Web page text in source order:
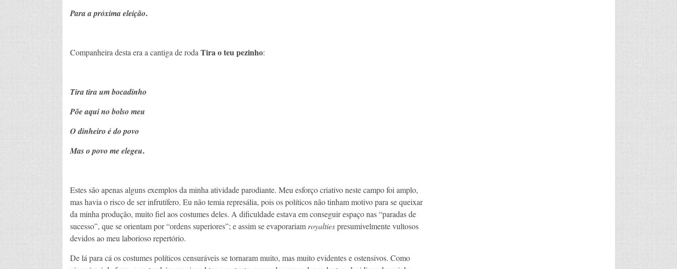
Para a próxima eleição.
Companheira desta era a cantiga de roda Tira o teu pezinho:
Tira tira um bocadinho
Põe aqui no bolso meu
O dinheiro é do povo
Mas o povo me elegeu.
Estes são apenas alguns exemplos da minha atividade parodiante. Meu esforço criativo neste campo foi amplo,
mas havia o risco de ser infrutífero. Eu não temia represália, pois os políticos não tinham motivo para se queixar
da minha produção, muito fiel aos costumes deles. A dificuldade estava em conseguir espaço nas “paradas de
sucesso”, que se orientam por “ordens superiores”; e assim se evaporariam royaltiespresumivelmente vultosos
devidos ao meu laborioso repertório.
De lá para cá os costumes políticos censuráveis se tornaram muito, mas muito evidentes e ostensivos. Como